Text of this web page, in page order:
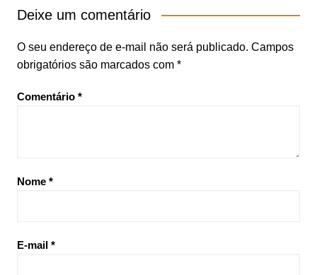
Deixe um comentário
O seu endereço de e-mail não será publicado. Campos
obrigatórios são marcados com *
Comentário *
Nome *
E-mail *